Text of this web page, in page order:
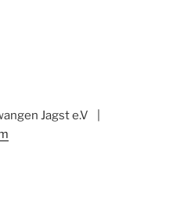
Jagst e.V